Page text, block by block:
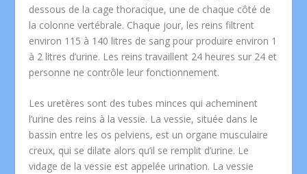
dessous de la cage thoracique, une de chaque côté de
la colonne vertébrale. Chaque jour, les reins filtrent
environ 115 à 140 litres de sang pour produire environ 1
à 2 litres d’urine. Les reins travaillent 24 heures sur 24 et
personne ne contrôle leur fonctionnement.
Les uretères sont des tubes minces qui acheminent
l’urine des reins à la vessie. La vessie, située dans le
bassin entre les os pelviens, est un organe musculaire
creux, qui se dilate alors qu’il se remplit d’urine. Le
vidage de la vessie est appelée urination. La vessie